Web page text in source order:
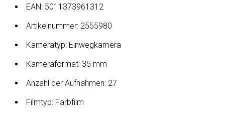
EAN: 5011373961312
Artikelnummer: 2555980
Kameratyp: Einwegkamera
Kameraformat: 35 mm
Anzahl der Aufnahmen: 27
Filmtyp: Farbfilm